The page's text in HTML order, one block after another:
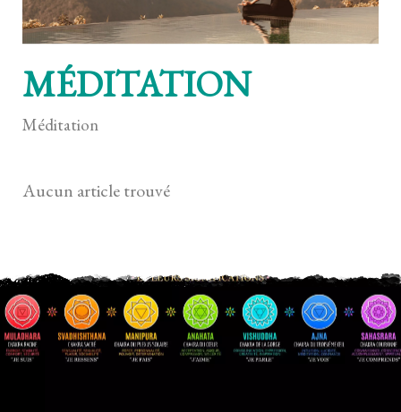
MÉDITATION
Méditation
Aucun article trouvé